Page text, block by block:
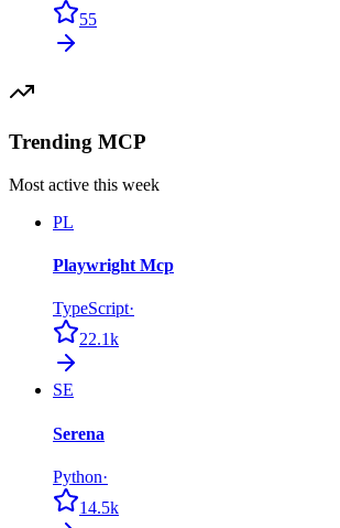
55
Trending MCP
Most active this week
PL
Playwright Mcp
TypeScript·
22.1k
SE
Serena
Python·
14.5k